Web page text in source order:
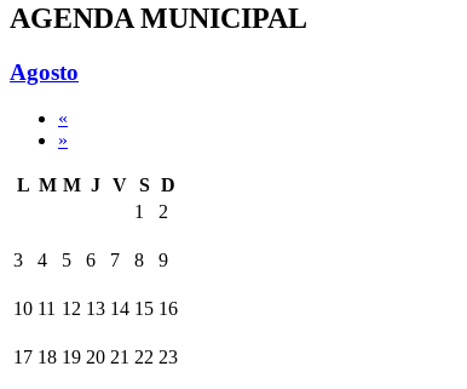
AGENDA MUNICIPAL
Agosto
«
»
L M M J V S D
1
2
3 4 5 6 7 8 9
10 11 12 13 14 15 16
17 18 19 20 21 22 23